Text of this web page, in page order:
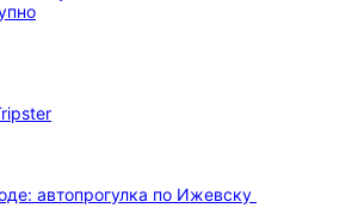
автопрогулка по Ижевску